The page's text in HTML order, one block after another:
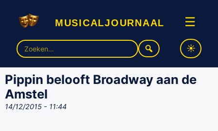
musicaljournaal ☰
Zoek
naar:
Pippin belooft Broadway aan de
Amstel
14/12/2015 - 11:44